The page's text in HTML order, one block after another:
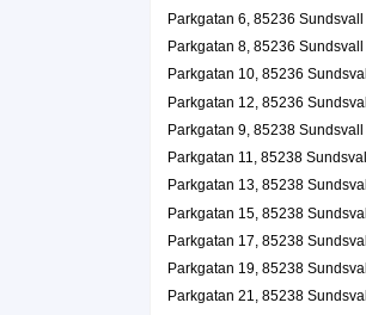
Parkgatan 6, 85236 Sundsvall
Parkgatan 8, 85236 Sundsvall
Parkgatan 10, 85236 Sundsvall
Parkgatan 12, 85236 Sundsvall
Parkgatan 9, 85238 Sundsvall
Parkgatan 11, 85238 Sundsvall
Parkgatan 13, 85238 Sundsvall
Parkgatan 15, 85238 Sundsvall
Parkgatan 17, 85238 Sundsvall
Parkgatan 19, 85238 Sundsvall
Parkgatan 21, 85238 Sundsvall